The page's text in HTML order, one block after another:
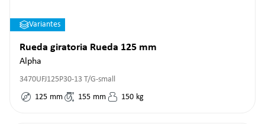
Variantes
Rueda giratoria Rueda 125 mm
Alpha
3470UFJ125P30-13 T/G-small
125 mm 155 mm 150 kg